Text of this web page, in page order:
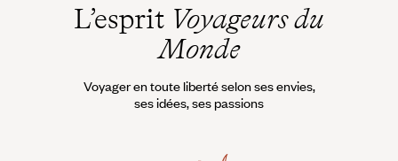
L’esprit Voyageurs du
Monde
Voyager en toute liberté selon ses envies,
ses idées, ses passions